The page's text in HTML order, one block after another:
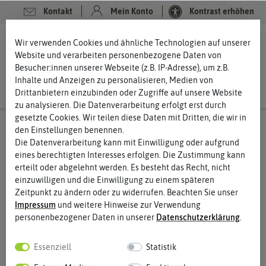
Kontakt Mein Konto Kontrast erhöhen
0 0
Wir verwenden Cookies und ähnliche Technologien auf unserer
Website und verarbeiten personenbezogene Daten von
Besucher:innen unserer Webseite (z.B. IP-Adresse), um z.B.
Inhalte und Anzeigen zu personalisieren, Medien von
Drittanbietern einzubinden oder Zugriffe auf unsere Website
zu analysieren. Die Datenverarbeitung erfolgt erst durch
gesetzte Cookies. Wir teilen diese Daten mit Dritten, die wir in
den Einstellungen benennen.
Die Datenverarbeitung kann mit Einwilligung oder aufgrund
eines berechtigten Interesses erfolgen. Die Zustimmung kann
erteilt oder abgelehnt werden. Es besteht das Recht, nicht
einzuwilligen und die Einwilligung zu einem späteren
Zeitpunkt zu ändern oder zu widerrufen. Beachten Sie unser
Impressum und weitere Hinweise zur Verwendung
personenbezogener Daten in unserer Daten­schutz­erklärung
Essenziell Statistik